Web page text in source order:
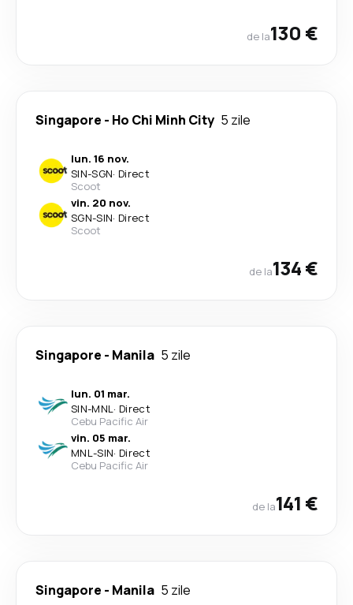
de la130 €
Singapore - Ho Chi Minh City 5 zile
lun. 16 nov.
SIN-SGN· Direct
Scoot
vin. 20 nov.
SGN-SIN· Direct
Scoot
de la134 €
Singapore - Manila 5 zile
lun. 01 mar.
SIN-MNL· Direct
Cebu Pacific Air
vin. 05 mar.
MNL-SIN· Direct
Cebu Pacific Air
de la141 €
Singapore - Manila 5 zile